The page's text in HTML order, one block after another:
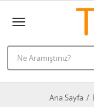
Ana Sayfa